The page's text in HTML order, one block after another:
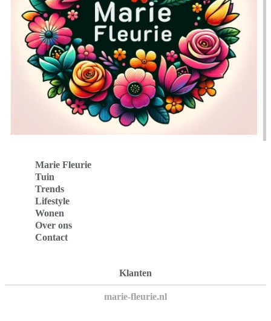
Marie Fleurie
Tuin
Trends
Lifestyle
Wonen
Over ons
Contact
Klanten
marie-fleurie.nl